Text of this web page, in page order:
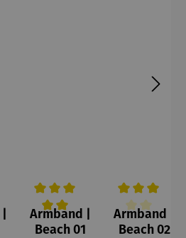
Durchschnittliche Bewertung
Armband |
Beach 01
Armband |
Beach 02